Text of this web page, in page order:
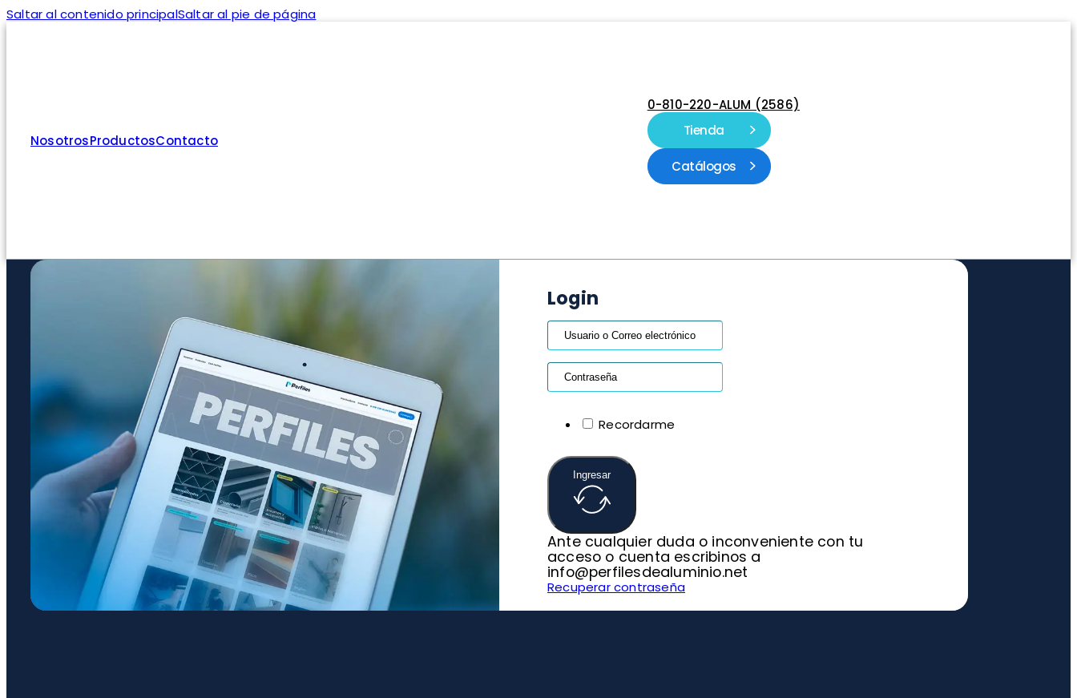
Saltar al contenido principalSaltar al pie de página
NosotrosProductosContacto
0-810-220-ALUM (2586)
Tienda
Catálogos
Login
Recordarme
Ingresar
Ante cualquier duda o inconveniente con tu
acceso o cuenta escribinos a
info@perfilesdealuminio.net
Recuperar contraseña